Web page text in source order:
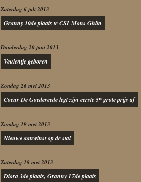
Zaterdag 6 juli 2013
Granny 10de plaats te CSI Mons Ghlin
Donderdag 20 juni 2013
Veulentje geboren
Zondag 26 mei 2013
Coeur De Goedereede legt zijn eerste 5* grote prijs af
Zondag 19 mei 2013
Nieuwe aanwinst op de stal
Zaterdag 18 mei 2013
Diora 3de plaats, Granny 17de plaats